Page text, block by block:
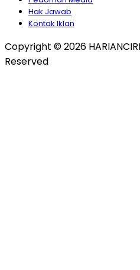
Hak Jawab
Kontak Iklan
Copyright © 2026
Reserved